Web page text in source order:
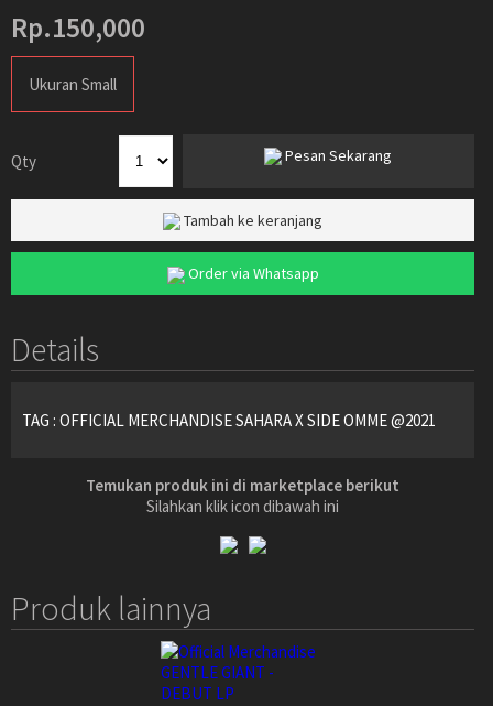
Rp.150,000
Ukuran Small
Qty Pesan Sekarang
Tambah ke keranjang
Order via Whatsapp
Details
TAG : OFFICIAL MERCHANDISE SAHARA X SIDE OMME @2021
Temukan produk ini di marketplace berikut
Silahkan klik icon dibawah ini
Produk lainnya